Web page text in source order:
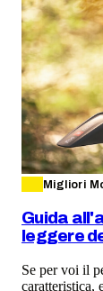
Migliori
Guida
leggere
Se per voi il
caratteristica,